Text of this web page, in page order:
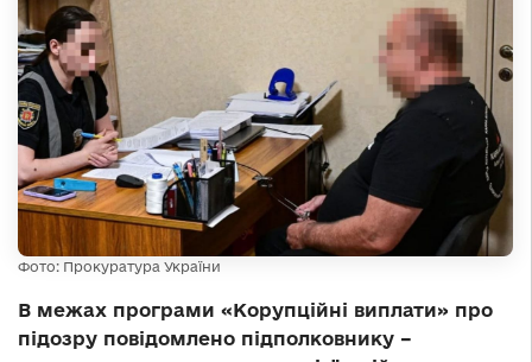
Фото: Прокуратура України
В межах програми «Корупційні виплати» про
підозру повідомлено підполковнику –